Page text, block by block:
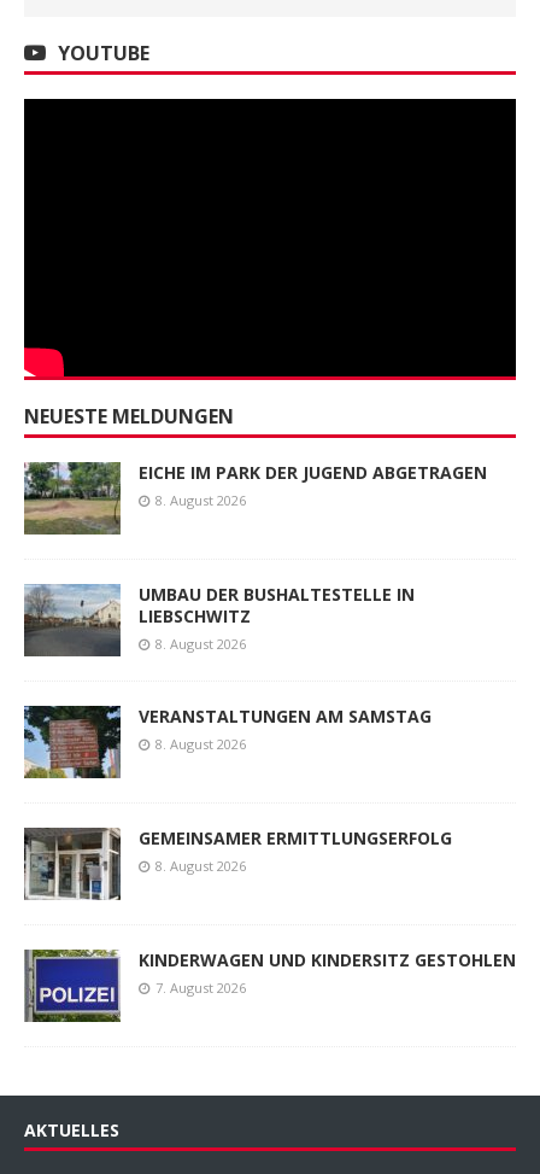
YOUTUBE
NEUESTE MELDUNGEN
EICHE IM PARK DER JUGEND ABGETRAGEN
8. August 2026
UMBAU DER BUSHALTESTELLE IN
LIEBSCHWITZ
8. August 2026
VERANSTALTUNGEN AM SAMSTAG
8. August 2026
GEMEINSAMER ERMITTLUNGSERFOLG
8. August 2026
KINDERWAGEN UND KINDERSITZ GESTOHLEN
7. August 2026
AKTUELLES